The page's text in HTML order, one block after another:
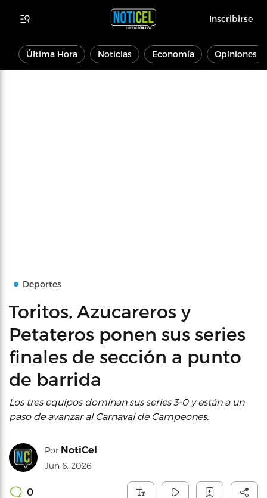
Inscribirse
Última Hora Noticias Economía Opiniones
Deportes
Toritos, Azucareros y
Petateros ponen sus series
finales de sección a punto
de barrida
Los tres equipos dominan sus series 3-0 y están a un
paso de avanzar al Carnaval de Campeones.
Por NotiCel
Jun 6, 2026
0